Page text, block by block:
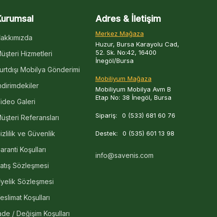
Hizmetleri
Mobilya Gönderimi
Galeri
Referansları
ve Güvenlik
Koşulları
Sözleşmesi
Sözleşmesi
Koşulları
/ Değişim Koşulları
Adres & İletişim
Merkez Mağaza
Huzur, Bursa Karayolu Cad,
52. Sk. No:42, 16400
İnegöl/Bursa
Mobiliyum Mağaza
Mobiliyum Mobilya Avm B
Etap No: 38 İnegöl, Bursa
Sipariş: 0 (533) 681 60 76
Destek: 0 (535) 601 13 98
info@savenis.com